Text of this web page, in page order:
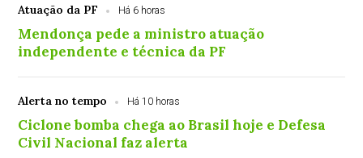
Atuação da PF Há 6 horas
Mendonça pede a ministro atuação
independente e técnica da PF
Alerta no tempo Há 10 horas
Ciclone bomba chega ao Brasil hoje e Defesa
Civil Nacional faz alerta